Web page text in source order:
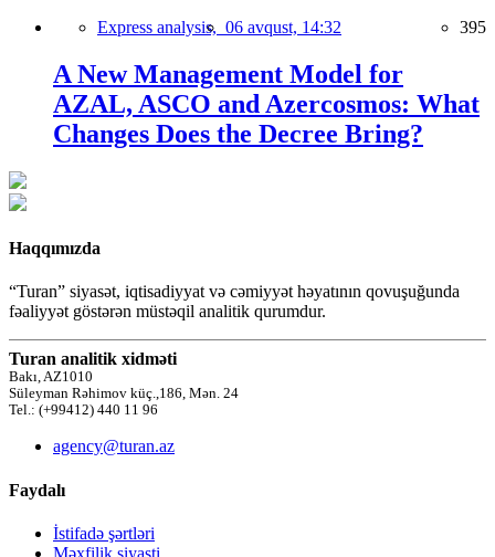
Express analysis, 06 avqust, 14:32 395
A New Management Model for
AZAL, ASCO and Azercosmos: What
Changes Does the Decree Bring?
Haqqımızda
“Turan” siyasət, iqtisadiyyat və cəmiyyət həyatının qovuşuğunda
fəaliyyət göstərən müstəqil analitik qurumdur.
Turan analitik xidməti
Bakı, AZ1010
Süleyman Rəhimov küç.,186, Mən. 24
Tel.: (+99412) 440 11 96
agency@turan.az
Faydalı
İstifadə şərtləri
Məxfilik siyasti